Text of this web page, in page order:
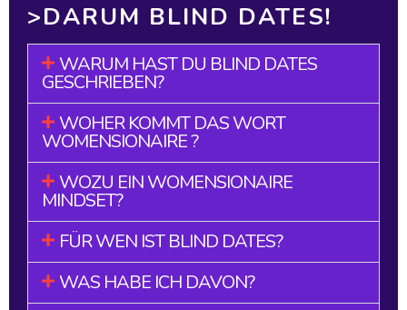
>DARUM BLIND DATES!
WARUM HAST DU BLIND DATES
GESCHRIEBEN?
WOHER KOMMT DAS WORT
WOMENSIONAIRE ?
WOZU EIN WOMENSIONAIRE
MINDSET?
FÜR WEN IST BLIND DATES?
WAS HABE ICH DAVON?